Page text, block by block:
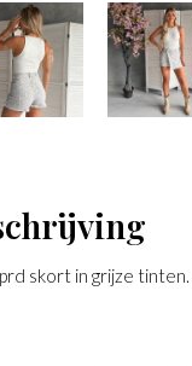
skort in grijze